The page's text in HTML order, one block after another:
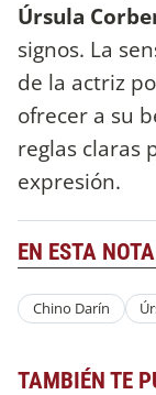
Úrsula
signos. La
de la actriz
ofrecer a su
reglas claras
expresión.
EN ESTA NOTA
Chino Darín
TAMBIÉN TE